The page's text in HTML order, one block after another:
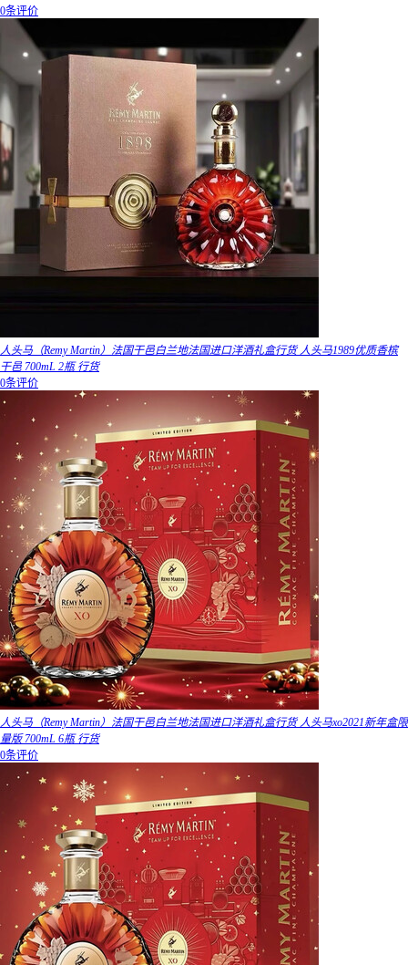
0条评价
人头马（Remy Martin）法国干邑白兰地法国进口洋酒礼盒行货 人头马1989优质香槟
干邑 700mL 2瓶 行货
0条评价
人头马（Remy Martin）法国干邑白兰地法国进口洋酒礼盒行货 人头马xo2021新年盒限
量版 700mL 6瓶 行货
0条评价